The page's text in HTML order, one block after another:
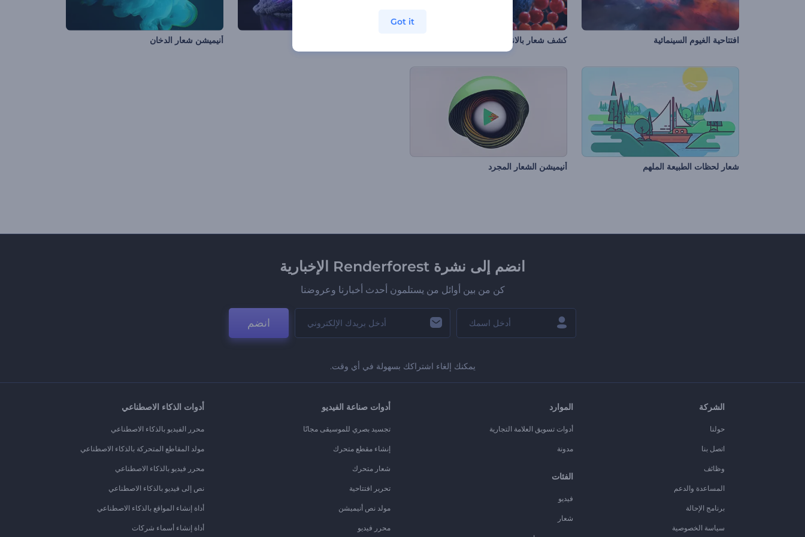
افتتاحية الغيوم السينمائية كشف شعار بالانقسام الخلوي أنيميشن شعار الدخان
شعار لحظات الطبيعة الملهم أنيميشن الشعار المجرد
انضم إلى نشرة Renderforest الإخبارية
كن من بين أوائل من يستلمون أحدث أخبارنا وعروضنا
انضم
يمكنك إلغاء اشتراكك بسهولة في أي وقت.
الشركة
حولنا
اتصل بنا
وظائف
المساعدة والدعم
برنامج الإحالة
سياسة الخصوصية
الموارد
أدوات تسويق العلامة التجارية
مدونة
الفئات
فيديو
شعار
أدوات صناعة الفيديو
تجسيد بصري للموسيقى مجانًا
إنشاء مقطع متحرك
شعار متحرك
تحرير افتتاحية
مولد نص أنيميشن
محرر فيديو
أدوات الذكاء الاصطناعي
محرر الفيديو بالذكاء الاصطناعي
مولد المقاطع المتحركة بالذكاء الاصطناعي
محرر فيديو بالذكاء الاصطناعي
نص إلى فيديو بالذكاء الاصطناعي
أداة إنشاء المواقع بالذكاء الاصطناعي
أداة إنشاء أسماء شركات
Got it